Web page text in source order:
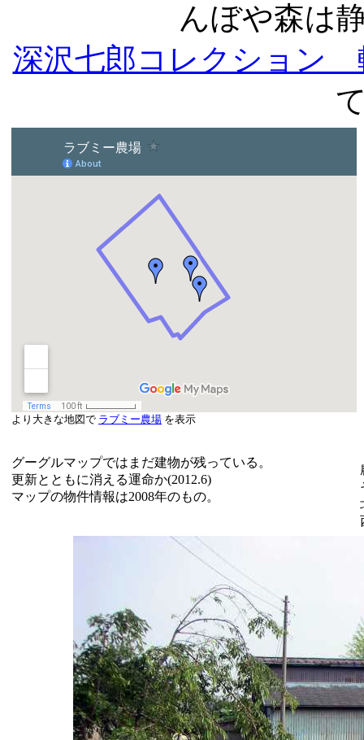
んぼや森は
深沢七郎コレクション
より大きな地図で ラブミー農場 を表示
グーグルマップではまだ建物が残っている。
更新とともに消える運命か(2012.6)
マップの物件情報は2008年のもの。